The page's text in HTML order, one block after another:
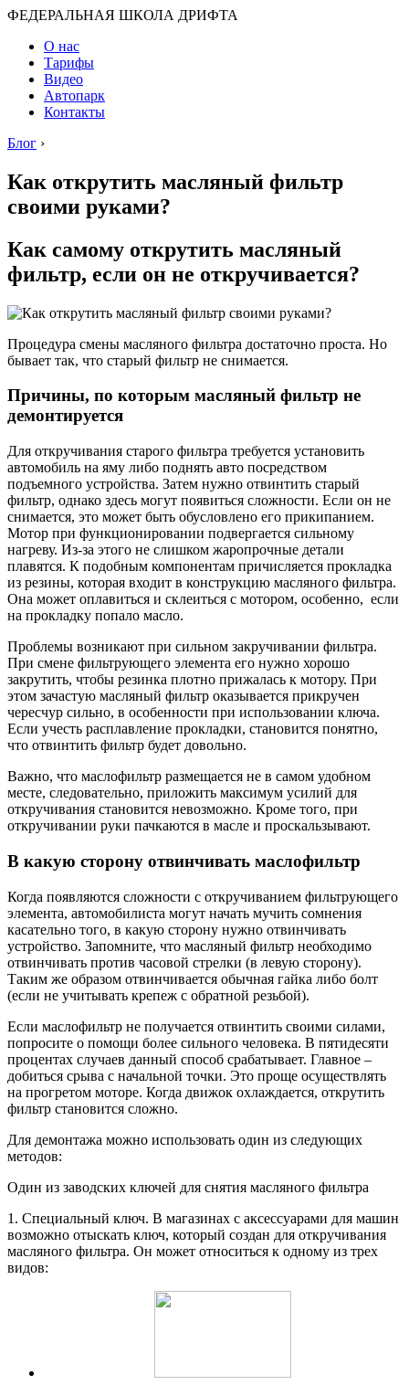
ФЕДЕРАЛЬНАЯ ШКОЛА ДРИФТА
О нас
Тарифы
Видео
Автопарк
Контакты
Блог ›
Как открутить масляный фильтр
своими руками?
Как самому открутить масляный
фильтр, если он не откручивается?
Процедура смены масляного фильтра достаточно проста. Но
бывает так, что старый фильтр не снимается.
Причины, по которым масляный фильтр не
демонтируется
Для откручивания старого фильтра требуется установить
автомобиль на яму либо поднять авто посредством
подъемного устройства. Затем нужно отвинтить старый
фильтр, однако здесь могут появиться сложности. Если он не
снимается, это может быть обусловлено его прикипанием.
Мотор при функционировании подвергается сильному
нагреву. Из-за этого не слишком жаропрочные детали
плавятся. К подобным компонентам причисляется прокладка
из резины, которая входит в конструкцию масляного фильтра.
Она может оплавиться и склеиться с мотором, особенно, если
на прокладку попало масло.
Проблемы возникают при сильном закручивании фильтра.
При смене фильтрующего элемента его нужно хорошо
закрутить, чтобы резинка плотно прижалась к мотору. При
этом зачастую масляный фильтр оказывается прикручен
чересчур сильно, в особенности при использовании ключа.
Если учесть расплавление прокладки, становится понятно,
что отвинтить фильтр будет довольно.
Важно, что маслофильтр размещается не в самом удобном
месте, следовательно, приложить максимум усилий для
откручивания становится невозможно. Кроме того, при
откручивании руки пачкаются в масле и проскальзывают.
В какую сторону отвинчивать маслофильтр
Когда появляются сложности с откручиванием фильтрующего
элемента, автомобилиста могут начать мучить сомнения
касательно того, в какую сторону нужно отвинчивать
устройство. Запомните, что масляный фильтр необходимо
отвинчивать против часовой стрелки (в левую сторону).
Таким же образом отвинчивается обычная гайка либо болт
(если не учитывать крепеж с обратной резьбой).
Если маслофильтр не получается отвинтить своими силами,
попросите о помощи более сильного человека. В пятидесяти
процентах случаев данный способ срабатывает. Главное –
добиться срыва с начальной точки. Это проще осуществлять
на прогретом моторе. Когда движок охлаждается, открутить
фильтр становится сложно.
Для демонтажа можно использовать один из следующих
методов:
Один из заводских ключей для снятия масляного фильтра
1. Специальный ключ. В магазинах с аксессуарами для машин
возможно отыскать ключ, который создан для откручивания
масляного фильтра. Он может относиться к одному из трех
видов: